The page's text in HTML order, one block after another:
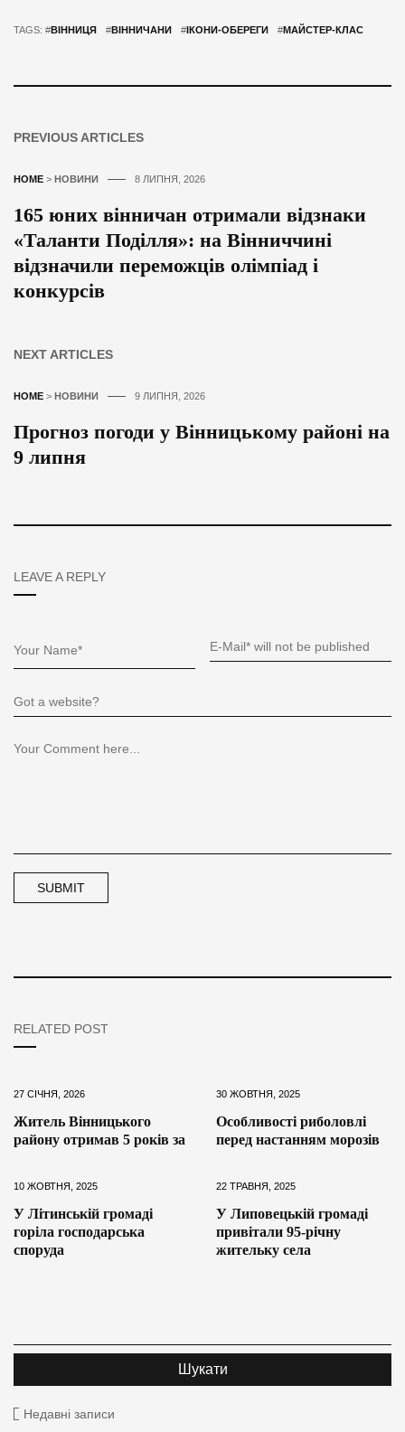
TAGS: #ВІННИЦЯ #ВІННИЧАНИ # ІКОНИ-ОБЕРЕГИ #МАЙСТЕР-КЛАС
PREVIOUS ARTICLES
HOME > НОВИНИ 8 ЛИПНЯ, 2026
165 юних вінничан отримали відзнаки
«Таланти Поділля»: на Вінниччині
відзначили переможців олімпіад і
конкурсів
NEXT ARTICLES
HOME > НОВИНИ 9 ЛИПНЯ, 2026
Прогноз погоди у Вінницькому районі на
9 липня
LEAVE A REPLY
RELATED POST
27 СІЧНЯ, 2026
Житель Вінницького
району отримав 5 років за
30 ЖОВТНЯ, 2025
Особливості риболовлі
перед настанням морозів
10 ЖОВТНЯ, 2025
У Літинській громаді
горіла господарська
споруда
22 ТРАВНЯ, 2025
У Липовецькій громаді
привітали 95-річну
жительку села
Недавні записи